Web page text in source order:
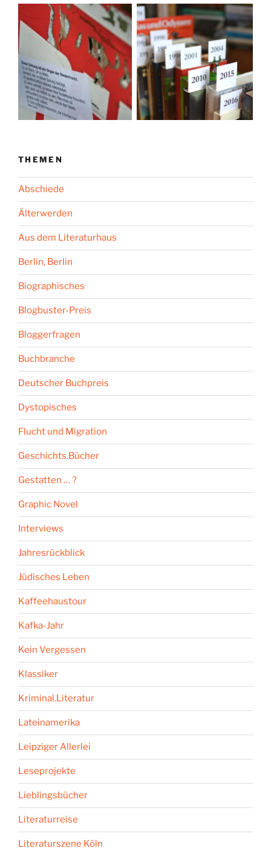
THEMEN
Abschiede
Älterwerden
Aus dem Literaturhaus
Berlin, Berlin
Biographisches
Blogbuster-Preis
Bloggerfragen
Buchbranche
Deutscher Buchpreis
Dystopisches
Flucht und Migration
Geschichts.Bücher
Gestatten … ?
Graphic Novel
Interviews
Jahresrückblick
Jüdisches Leben
Kaffeehaustour
Kafka-Jahr
Kein Vergessen
Klassiker
Kriminal.Literatur
Lateinamerika
Leipziger Allerlei
Leseprojekte
Lieblingsbücher
Literaturreise
Literaturszene Köln